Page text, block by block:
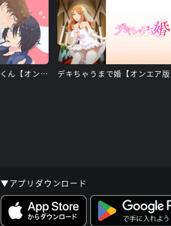
やたらやらしい深見くん【オンエア版】 デキちゃうまで婚【オンエア
▼アプリダウンロード